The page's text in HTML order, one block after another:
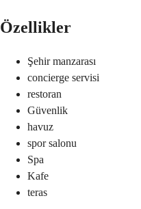
Özellikler
Şehir manzarası
concierge servisi
restoran
Güvenlik
havuz
spor salonu
Spa
Kafe
teras